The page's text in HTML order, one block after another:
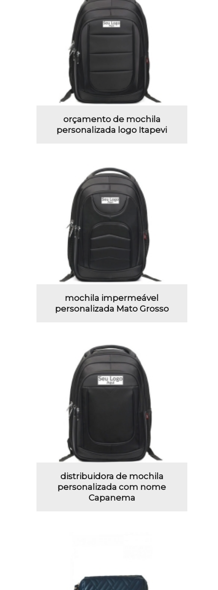
orçamento de mochila
personalizada logo Itapevi
mochila impermeável
personalizada Mato Grosso
distribuidora de mochila
personalizada com nome
Capanema